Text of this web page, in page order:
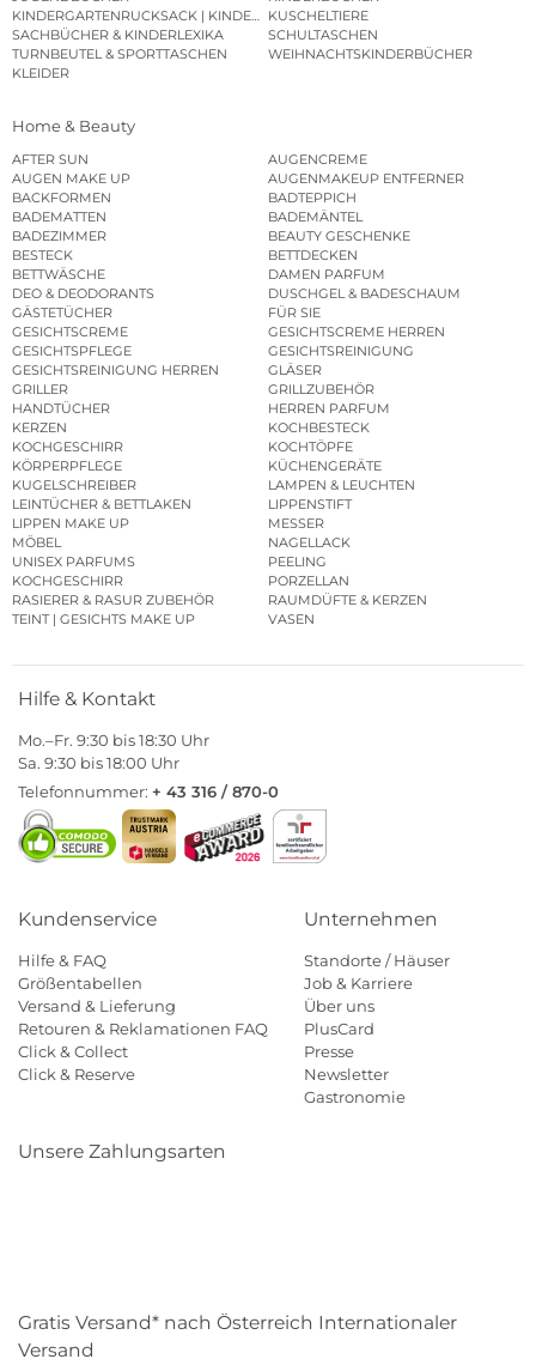
KINDERGARTENRUCKSACK | KINDERGARTENBEUTEL
KUSCHELTIERE
SACHBÜCHER & KINDERLEXIKA
SCHULTASCHEN
TURNBEUTEL & SPORTTASCHEN
WEIHNACHTSKINDERBÜCHER
KLEIDER
Home & Beauty
AFTER SUN
AUGENCREME
AUGEN MAKE UP
AUGENMAKEUP ENTFERNER
BACKFORMEN
BADTEPPICH
BADEMATTEN
BADEMÄNTEL
BADEZIMMER
BEAUTY GESCHENKE
BESTECK
BETTDECKEN
BETTWÄSCHE
DAMEN PARFUM
DEO & DEODORANTS
DUSCHGEL & BADESCHAUM
GÄSTETÜCHER
FÜR SIE
GESICHTSCREME
GESICHTSCREME HERREN
GESICHTSPFLEGE
GESICHTSREINIGUNG
GESICHTSREINIGUNG HERREN
GLÄSER
GRILLER
GRILLZUBEHÖR
HANDTÜCHER
HERREN PARFUM
KERZEN
KOCHBESTECK
KOCHGESCHIRR
KOCHTÖPFE
KÖRPERPFLEGE
KÜCHENGERÄTE
KUGELSCHREIBER
LAMPEN & LEUCHTEN
LEINTÜCHER & BETTLAKEN
LIPPENSTIFT
LIPPEN MAKE UP
MESSER
MÖBEL
NAGELLACK
UNISEX PARFUMS
PEELING
KOCHGESCHIRR
PORZELLAN
RASIERER & RASUR ZUBEHÖR
RAUMDÜFTE & KERZEN
TEINT | GESICHTS MAKE UP
VASEN
Hilfe & Kontakt
Mo.–Fr. 9:30 bis 18:30 Uhr
Sa. 9:30 bis 18:00 Uhr
Telefonnummer: + 43 316 / 870-0
Kundenservice
Hilfe & FAQ
Größentabellen
Versand & Lieferung
Retouren & Reklamationen FAQ
Click & Collect
Click & Reserve
Unternehmen
Standorte / Häuser
Job & Karriere
Über uns
PlusCard
Presse
Newsletter
Gastronomie
Unsere Zahlungsarten
Gratis Versand* nach Österreich Internationaler
Versand